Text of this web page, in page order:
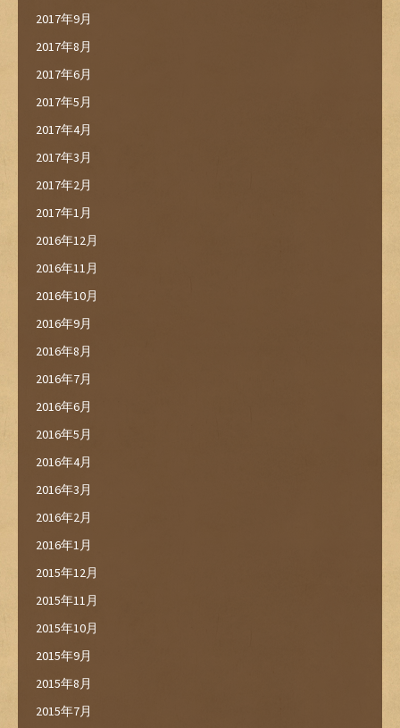
2017年9月
2017年8月
2017年6月
2017年5月
2017年4月
2017年3月
2017年2月
2017年1月
2016年12月
2016年11月
2016年10月
2016年9月
2016年8月
2016年7月
2016年6月
2016年5月
2016年4月
2016年3月
2016年2月
2016年1月
2015年12月
2015年11月
2015年10月
2015年9月
2015年8月
2015年7月